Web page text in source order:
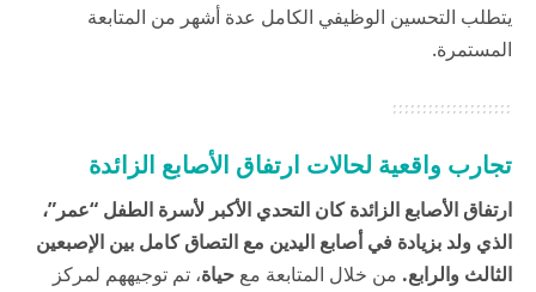
يتطلب التحسين الوظيفي الكامل عدة أشهر من المتابعة
المستمرة.
تجارب واقعية لحالات ارتفاق الأصابع الزائدة
ارتفاق الأصابع الزائدة كان التحدي الأكبر لأسرة الطفل “عمر”،
الذي ولد بزيادة في أصابع اليدين مع التصاق كامل بين الإصبعين
الثالث والرابع. من خلال المتابعة مع حياة، تم توجيههم لمركز